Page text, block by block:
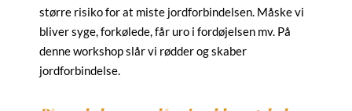
større risiko for at miste jordforbindelsen. Måske vi
bliver syge, forkølede, får uro i fordøjelsen mv. På
denne workshop slår vi rødder og skaber
jordforbindelse.